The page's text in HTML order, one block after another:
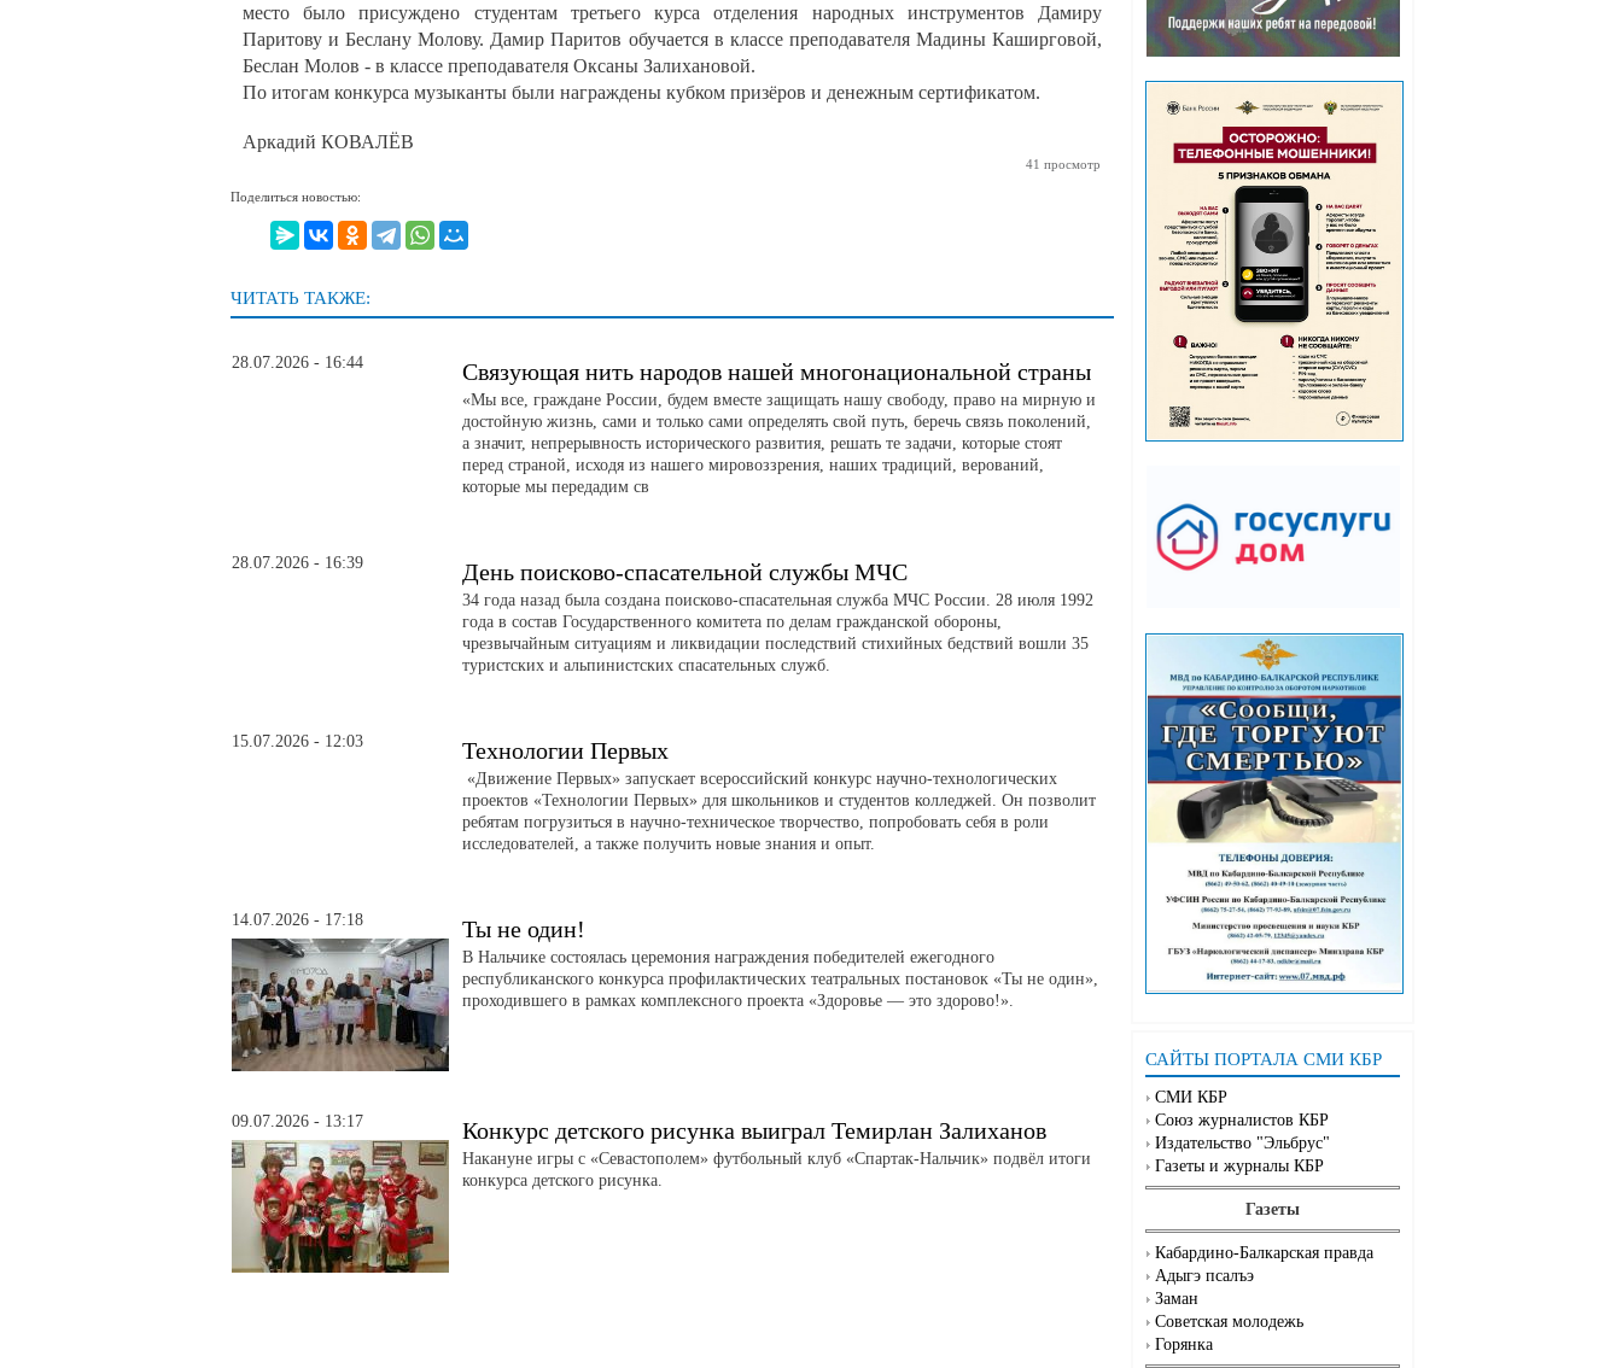
САЙТЫ ПОРТАЛА СМИ КБР
СМИ КБР
Союз журналистов КБР
Издательство "Эльбрус"
Газеты и журналы КБР
Газеты
Кабардино-Балкарская правда
Адыгэ псалъэ
Заман
Советская молодежь
Горянка
место было присуждено студентам третьего курса отделения народных инструментов Дамиру
Паритову и Беслану Молову. Дамир Паритов обучается в классе преподавателя Мадины Каширговой,
Беслан Молов - в классе преподавателя Оксаны Залихановой.
По итогам конкурса музыканты были награждены кубком призёров и денежным сертификатом.
Аркадий КОВАЛЁВ
41 просмотр
Поделиться новостью:
ЧИТАТЬ ТАКЖЕ:
28.07.2026 - 16:44 Связующая нить народов нашей многонациональной страны
«Мы все, граждане России, будем вместе защищать нашу свободу, право на мирную и
достойную жизнь, сами и только сами определять свой путь, беречь связь поколений,
а значит, непрерывность исторического развития, решать те задачи, которые стоят
перед страной, исходя из нашего мировоззрения, наших традиций, верований,
которые мы передадим св
28.07.2026 - 16:39 День поисково-спасательной службы МЧС
34 года назад была создана поисково-спасательная служба МЧС России. 28 июля 1992
года в состав Государственного комитета по делам гражданской обороны,
чрезвычайным ситуациям и ликвидации последствий стихийных бедствий вошли 35
туристских и альпинистских спасательных служб.
15.07.2026 - 12:03 Технологии Первых
«Движение Первых» запускает всероссийский конкурс научно-технологических
проектов «Технологии Первых» для школьников и студентов колледжей. Он позволит
ребятам погрузиться в научно-техническое творчество, попробовать себя в роли
исследователей, а также получить новые знания и опыт.
14.07.2026 - 17:18 Ты не один!
В Нальчике состоялась церемония награждения победителей ежегодного
республиканского конкурса профилактических театральных постановок «Ты не один»,
проходившего в рамках комплексного проекта «Здоровье — это здорово!».
09.07.2026 - 13:17 Конкурс детского рисунка выиграл Темирлан Залиханов
Накануне игры с «Севастополем» футбольный клуб «Спартак-Нальчик» подвёл итоги
конкурса детского рисунка.